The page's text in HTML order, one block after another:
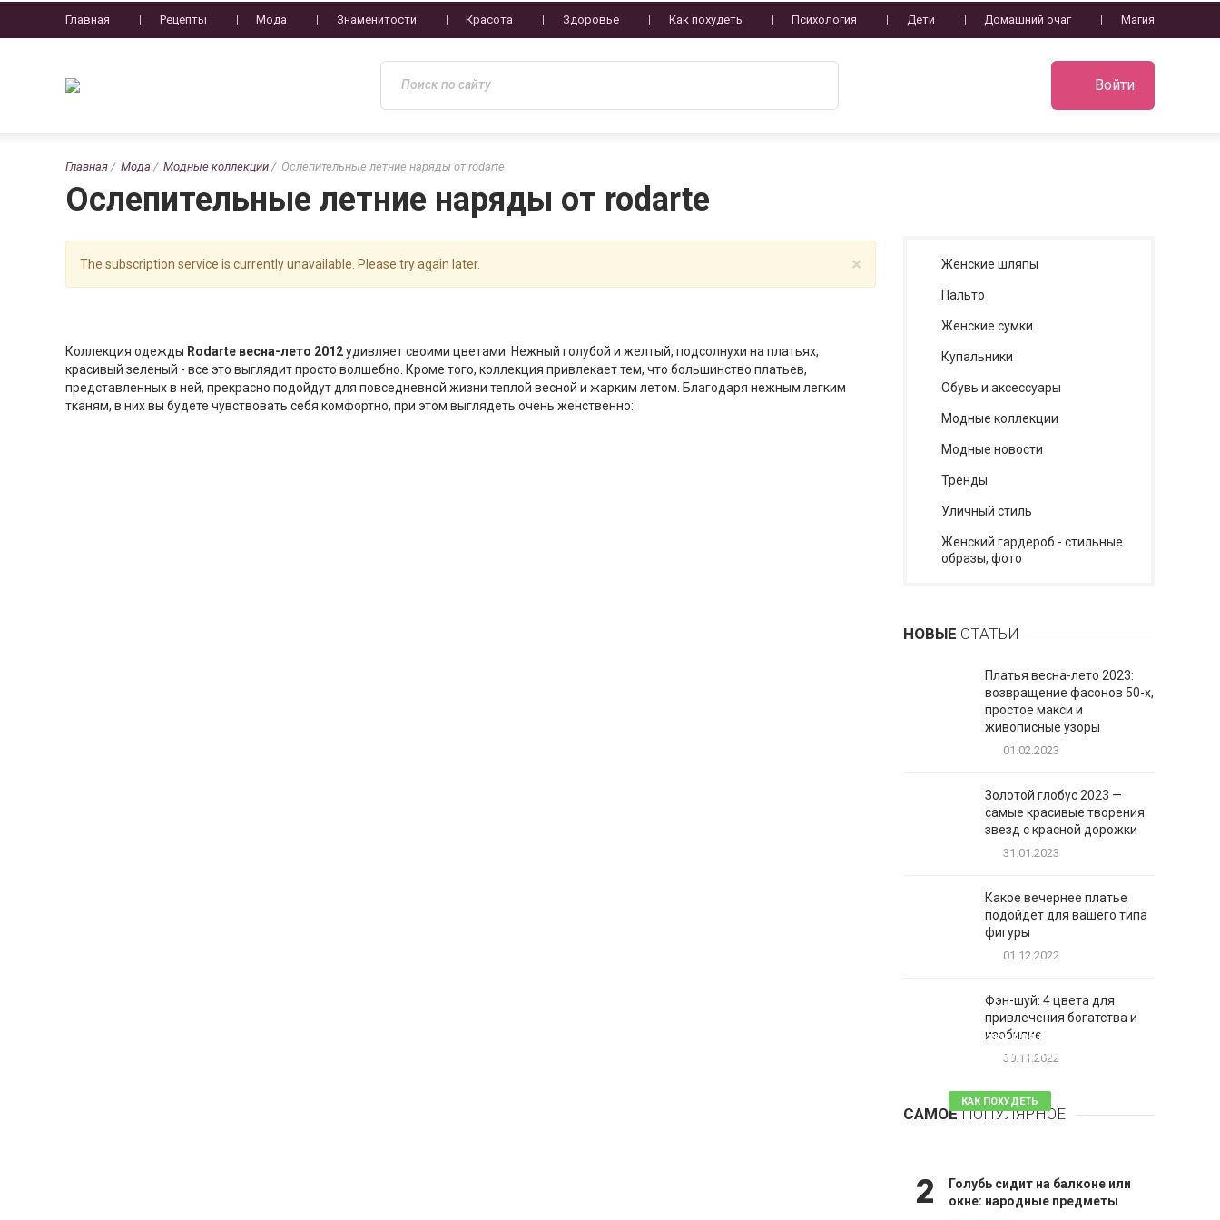
Главная Рецепты Мода Знаменитости Красота Здоровье Как похудеть Психология Дети Домашний очаг Магия
Войти
Главная Мода Модные коллекции Ослепительные летние наряды от rodarte
Ослепительные летние наряды от rodarte
×
The subscription service is currently unavailable. Please try again later.
Коллекция одежды Rodarte весна-лето 2012удивляет своими цветами. Нежный голубой и желтый, подсолнухи на платьях,
красивый зеленый - все это выглядит просто волшебно. Кроме того, коллекция привлекает тем, что большинство платьев,
представленных в ней, прекрасно подойдут для повседневной жизни теплой весной и жарким летом. Благодаря нежным легким
тканям, в них вы будете чувствовать себя комфортно, при этом выглядеть очень женственно:
Женские шляпы
Пальто
Женские сумки
Купальники
Обувь и аксессуары
Модные коллекции
Модные новости
Тренды
Уличный стиль
Женский гардероб - стильные
образы, фото
НОВЫЕ СТАТЬИ
Платья весна-лето 2023:
возвращение фасонов 50-х,
простое макси и
живописные узоры
01.02.2023
Золотой глобус 2023 —
самые красивые творения
звезд с красной дорожки
31.01.2023
Какое вечернее платье
подойдет для вашего типа
фигуры
01.12.2022
Фэн-шуй: 4 цвета для
привлечения богатства и
изобилие
30.11.2022
САМОЕПОПУЛЯРНОЕ
Таблетки для похудения -
обзор эффективных и
КАК ПОХУДЕТЬ
81 комментарий
2
Голубь сидит на балконе или
окне: народные предметы